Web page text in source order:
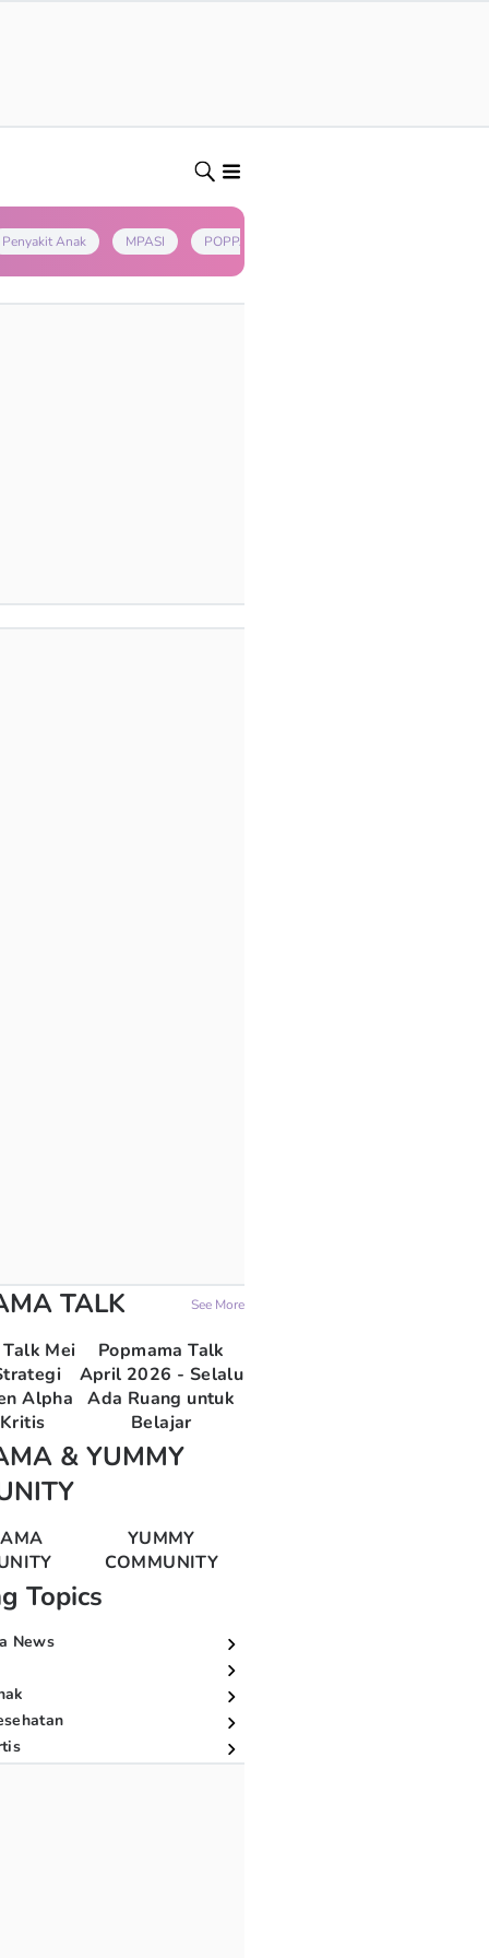
Penyakit Anak MPASI POPPAPA
TALK See More
Mei
Alpha
Popmama Talk
April 2026 - Selalu
Ada Ruang untuk
Belajar
& YUMMY
YUMMY
COMMUNITY
Topics
News